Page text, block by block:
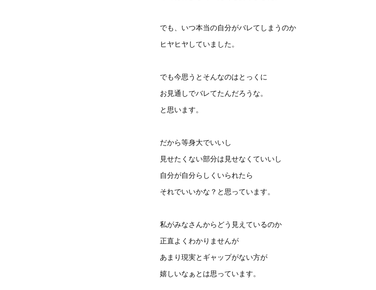
でも、いつ本当の自分がバレてしまうのか
ヒヤヒヤしていました。
でも今思うとそんなのはとっくに
お見通しでバレてたんだろうな。
と思います。
だから等身大でいいし
見せたくない部分は見せなくていいし
自分が自分らしくいられたら
それでいいかな？と思っています。
私がみなさんからどう見えているのか
正直よくわかりませんが
あまり現実とギャップがない方が
嬉しいなぁとは思っています。